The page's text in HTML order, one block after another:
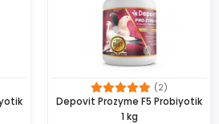
(2)
Depovit Prozyme F5 Probiyotik
1 kg